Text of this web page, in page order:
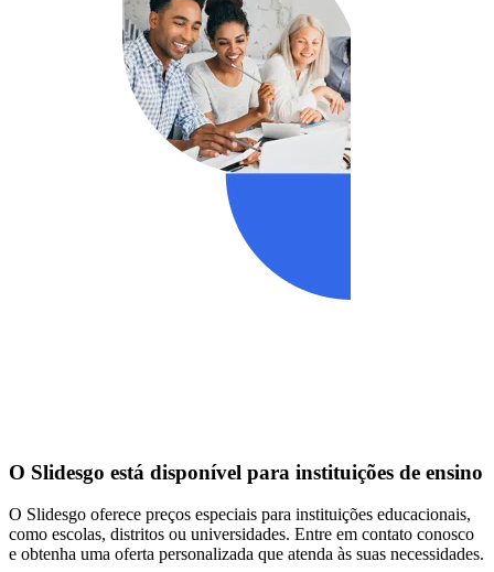
O Slidesgo está disponível para instituições de ensino
O Slidesgo oferece preços especiais para instituições educacionais,
como escolas, distritos ou universidades. Entre em contato conosco
e obtenha uma oferta personalizada que atenda às suas necessidades.